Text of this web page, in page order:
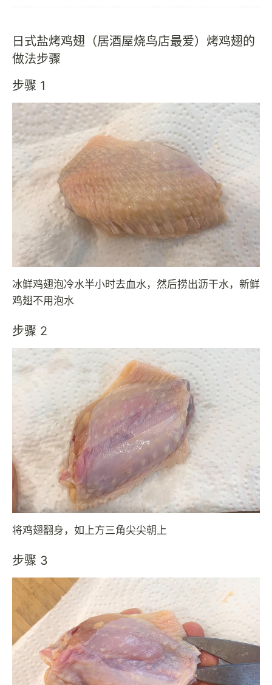
日式盐烤鸡翅（居酒屋烧鸟店最爱）烤鸡翅的
做法步骤
步骤 1
冰鲜鸡翅泡冷水半小时去血水，然后捞出沥干水，新鲜
鸡翅不用泡水
步骤 2
将鸡翅翻身，如上方三角尖尖朝上
步骤 3